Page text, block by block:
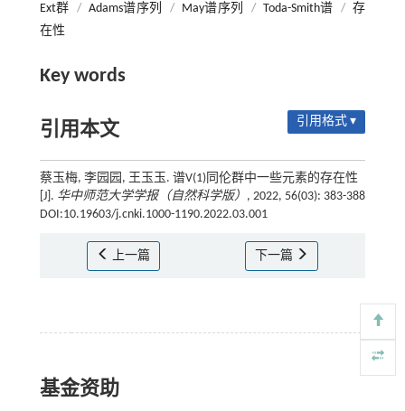
Ext群 / Adams谱序列 / May谱序列 / Toda-Smith谱 / 存
在性
Key words
引用本文 引用格式 ▾
蔡玉梅, 李园园, 王玉玉. 谱V(1)同伦群中一些元素的存在性
[J]. 华中师范大学学报（自然科学版） , 2022, 56(03): 383-388
DOI:10.19603/j.cnki.1000-1190.2022.03.001
上一篇 下一篇
基金资助